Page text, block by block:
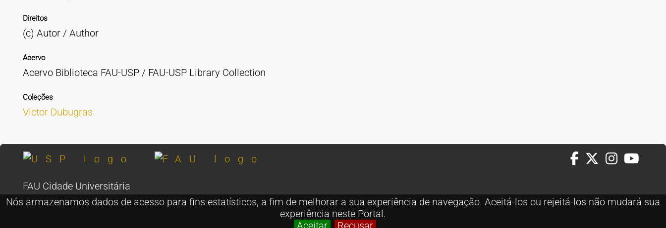
Nós armazenamos dados de acesso para fins estatísticos, a fim de melhorar a sua experiência de navegação. Aceitá-los ou rejeitá-los não mudará sua
experiência neste Portal.
Aceitar
Recusar
Direitos
(c) Autor / Author
Acervo
Acervo Biblioteca FAU-USP / FAU-USP Library Collection
Coleções
Victor Dubugras
FAU Cidade Universitária
Rua do Lago, 876 - São Paulo - SP - Brasil